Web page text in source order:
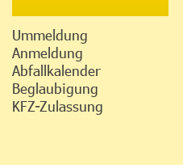
Ummeldung
Anmeldung
Abfallkalender
Beglaubigung
KFZ-Zulassung